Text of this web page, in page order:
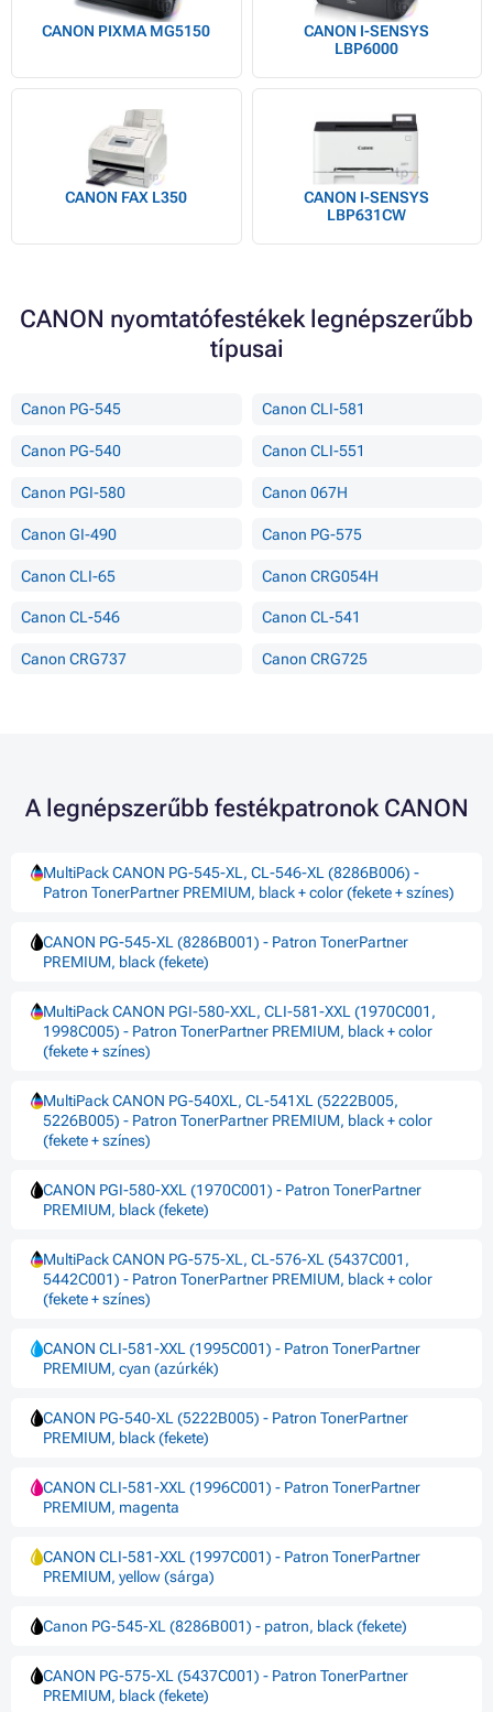
CANON PIXMA MG5150
CANON I-SENSYS
LBP6000
CANON FAX L350
CANON I-SENSYS
LBP631CW
CANON nyomtatófestékek legnépszerűbb
típusai
Canon PG-545 Canon CLI-581
Canon PG-540 Canon CLI-551
Canon PGI-580 Canon 067H
Canon GI-490 Canon PG-575
Canon CLI-65 Canon CRG054H
Canon CL-546 Canon CL-541
Canon CRG737 Canon CRG725
A legnépszerűbb festékpatronok CANON
MultiPack CANON PG-545-XL, CL-546-XL (8286B006) -
Patron TonerPartner PREMIUM, black + color (fekete + színes)
CANON PG-545-XL (8286B001) - Patron TonerPartner
PREMIUM, black (fekete)
MultiPack CANON PGI-580-XXL, CLI-581-XXL (1970C001,
1998C005) - Patron TonerPartner PREMIUM, black + color
(fekete + színes)
MultiPack CANON PG-540XL, CL-541XL (5222B005,
5226B005) - Patron TonerPartner PREMIUM, black + color
(fekete + színes)
CANON PGI-580-XXL (1970C001) - Patron TonerPartner
PREMIUM, black (fekete)
MultiPack CANON PG-575-XL, CL-576-XL (5437C001,
5442C001) - Patron TonerPartner PREMIUM, black + color
(fekete + színes)
CANON CLI-581-XXL (1995C001) - Patron TonerPartner
PREMIUM, cyan (azúrkék)
CANON PG-540-XL (5222B005) - Patron TonerPartner
PREMIUM, black (fekete)
CANON CLI-581-XXL (1996C001) - Patron TonerPartner
PREMIUM, magenta
CANON CLI-581-XXL (1997C001) - Patron TonerPartner
PREMIUM, yellow (sárga)
Canon PG-545-XL (8286B001) - patron, black (fekete)
CANON PG-575-XL (5437C001) - Patron TonerPartner
PREMIUM, black (fekete)